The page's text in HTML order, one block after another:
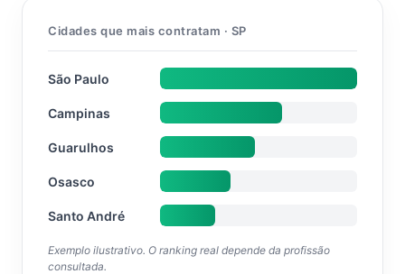
Cidades que mais contratam · SP
São Paulo
Campinas
Guarulhos
Osasco
Santo André
Exemplo ilustrativo. O ranking real depende da profissão
consultada.